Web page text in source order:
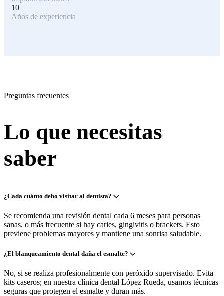
10
Años de experiencia
Preguntas frecuentes
Lo que necesitas
saber
¿Cada cuánto debo visitar al dentista?
Se recomienda una revisión dental cada 6 meses para personas
sanas, o más frecuente si hay caries, gingivitis o brackets. Esto
previene problemas mayores y mantiene una sonrisa saludable.
¿El blanqueamiento dental daña el esmalte?
No, si se realiza profesionalmente con peróxido supervisado. Evita
kits caseros; en nuestra clínica dental López Rueda, usamos técnicas
seguras que protegen el esmalte y duran más.